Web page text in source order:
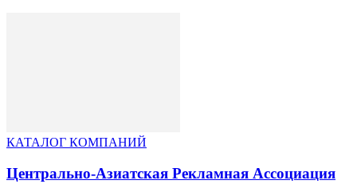
КАТАЛОГ КОМПАНИЙ
Центрально-Азиатская Рекламная Ассоциация